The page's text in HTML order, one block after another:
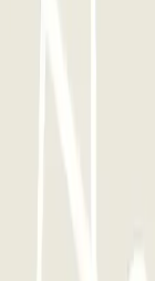
devoir conserver
tarif abordable